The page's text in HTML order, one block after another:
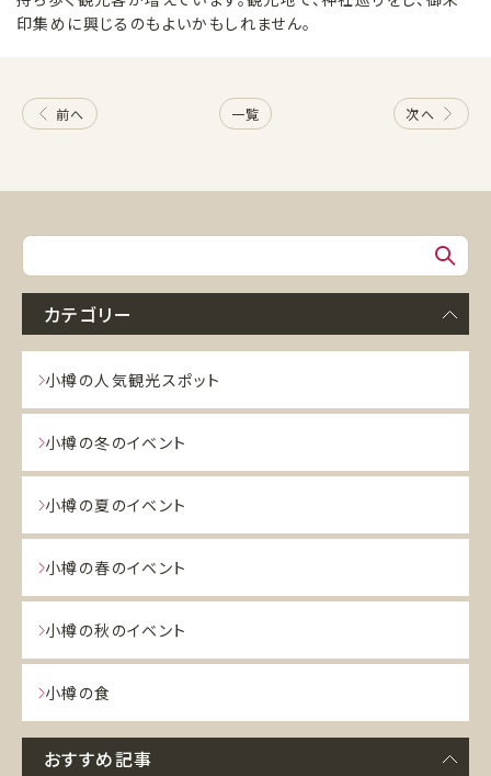
印集めに興じるのもよいかもしれません。
前へ 一覧 次へ
カテゴリー
小樽の人気観光スポット
小樽の冬のイベント
小樽の夏のイベント
小樽の春のイベント
小樽の秋のイベント
小樽の食
おすすめ記事